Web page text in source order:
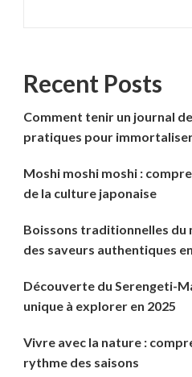
Recent Posts
Comment tenir un journal
pratiques pour
Moshi moshi moshi :
de la culture japonaise
Boissons traditionnelles du
des saveurs authentiques
Découverte du Serengeti-
unique à explorer en 2025
Vivre avec la nature :
rythme des saisons